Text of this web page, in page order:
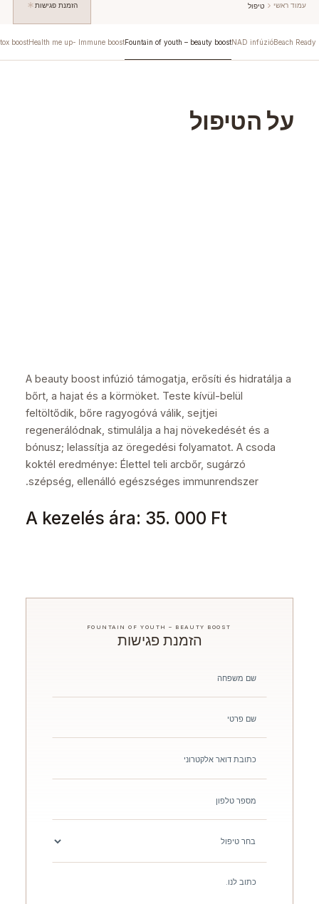
עמוד ראשי טיפול הזמנת פגישות
Beach Ready
NAD infúzió
Fountain of youth – beauty boost
Health me up- Immune boost
boost
על הטיפול
A beauty boost infúzió támogatja, erősíti és hidratálja a
bőrt, a hajat és a körmöket. Teste kívül-belül
feltöltődik, bőre ragyogóvá válik, sejtjei
regenerálódnak, stimulálja a haj növekedését és a
bónusz; lelassítja az öregedési folyamatot. A csoda
koktél eredménye: Élettel teli arcbőr, sugárzó
szépség, ellenálló egészséges immunrendszer.
A kezelés ára: 35. 000 Ft
FOUNTAIN OF YOUTH – BEAUTY BOOST
הזמנת פגישות